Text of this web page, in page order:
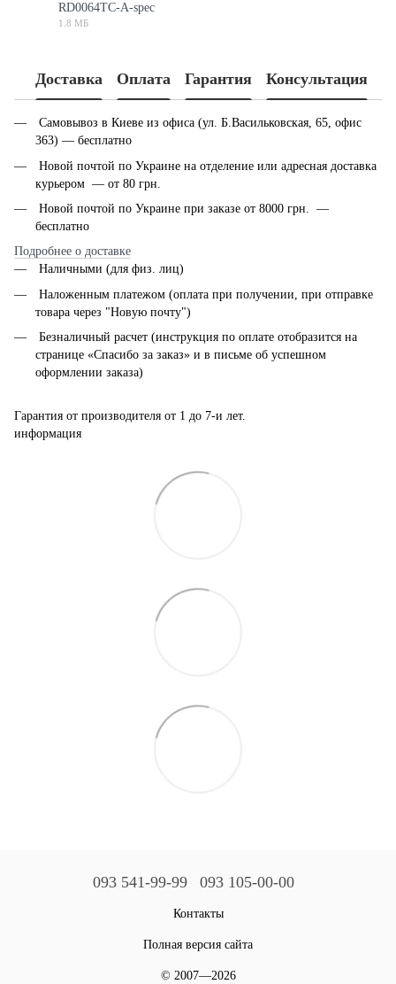
RD0064TC-A-spec
1.8 МБ
Доставка Оплата Гарантия Консультация
Самовывоз в Киеве из офиса (ул. Б.Васильковская, 65, офис
363) — бесплатно
Новой почтой по Украине на отделение или адресная доставка
курьером — от 80 грн.
Новой почтой по Украине при заказе от 8000 грн. —
бесплатно
Подробнее о доставке
Наличными (для физ. лиц)
Наложенным платежом (оплата при получении, при отправке
товара через "Новую почту")
Безналичный расчет (инструкция по оплате отобразится на
странице «Спасибо за заказ» и в письме об успешном
оформлении заказа)
Гарантия от производителя от 1 до 7-и лет.
информация
093 541-99-99 093 105-00-00
Контакты
Полная версия сайта
© 2007—2026